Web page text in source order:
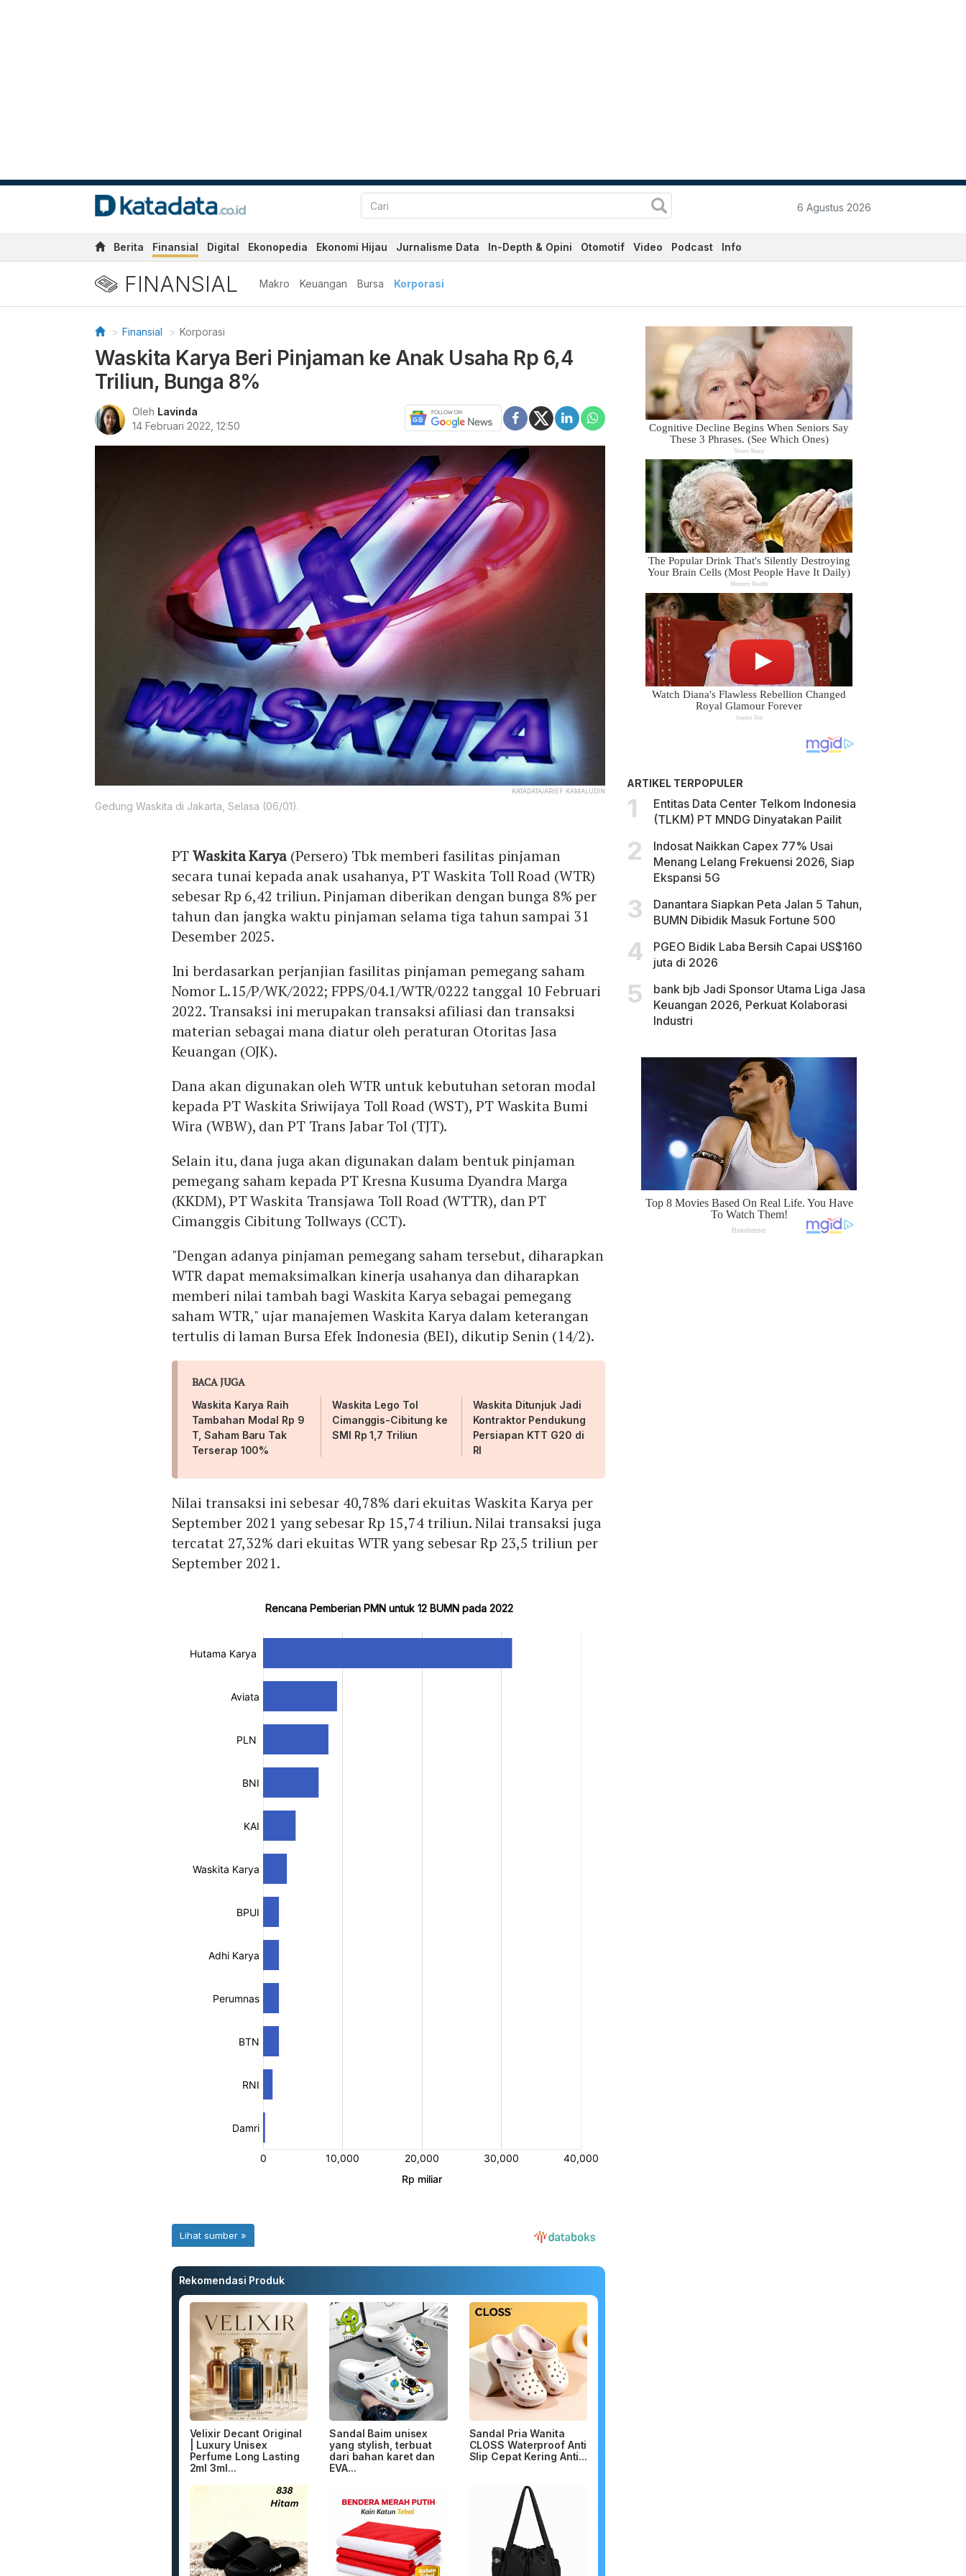
6 Agustus 2026
Berita Finansial Digital Ekonopedia Ekonomi Hijau Jurnalisme Data In-Depth & Opini Otomotif Video Podcast Info
FINANSIAL Makro Keuangan Bursa Korporasi
Finansial Korporasi
Waskita Karya Beri Pinjaman ke Anak Usaha Rp 6,4
Triliun, Bunga 8%
Oleh Lavinda
14 Februari 2022, 12:50
KATADATA/ARIEF KAMALUDIN
Gedung Waskita di Jakarta, Selasa (06/01).
PTWaskita Karya (Persero) Tbk memberi fasilitas pinjaman
secara tunai kepada anak usahanya, PT Waskita Toll Road (WTR)
sebesar Rp 6,42 triliun. Pinjaman diberikan dengan bunga 8% per
tahun dan jangka waktu pinjaman selama tiga tahun sampai 31
Desember 2025.
Ini berdasarkan perjanjian fasilitas pinjaman pemegang saham
Nomor L.15/P/WK/2022; FPPS/04.1/WTR/0222 tanggal 10 Februari
2022. Transaksi ini merupakan transaksi afiliasi dan transaksi
materian sebagai mana diatur oleh peraturan Otoritas Jasa
Keuangan (OJK).
Dana akan digunakan oleh WTR untuk kebutuhan setoran modal
kepada PT Waskita Sriwijaya Toll Road (WST), PT Waskita Bumi
Wira (WBW), dan PT Trans Jabar Tol (TJT).
Selain itu, dana juga akan digunakan dalam bentuk pinjaman
pemegang saham kepada PT Kresna Kusuma Dyandra Marga
(KKDM), PT Waskita Transjawa Toll Road (WTTR), dan PT
Cimanggis Cibitung Tollways (CCT).
"Dengan adanya pinjaman pemegang saham tersebut, diharapkan
WTR dapat memaksimalkan kinerja usahanya dan diharapkan
memberi nilai tambah bagi Waskita Karya sebagai pemegang
saham WTR," ujar manajemen Waskita Karya dalam keterangan
tertulis di laman Bursa Efek Indonesia (BEI), dikutip Senin (14/2).
BACA JUGA
Waskita Karya Raih
Tambahan Modal Rp 9
T, Saham Baru Tak
Terserap 100%
Waskita Lego Tol
Cimanggis-Cibitung ke
SMI Rp 1,7 Triliun
Waskita Ditunjuk Jadi
Kontraktor Pendukung
Persiapan KTT G20 di
RI
Nilai transaksi ini sebesar 40,78% dari ekuitas Waskita Karya per
September 2021 yang sebesar Rp 15,74 triliun. Nilai transaksi juga
tercatat 27,32% dari ekuitas WTR yang sebesar Rp 23,5 triliun per
September 2021.
Rekomendasi Produk
Velixir Decant Original
| Luxury Unisex
Perfume Long Lasting
2ml 3ml...
Sandal Baim unisex
yang stylish, terbuat
dari bahan karet dan
EVA...
Sandal Pria Wanita
CLOSS Waterproof Anti
Slip Cepat Kering Anti...
ARTIKEL TERPOPULER
Entitas Data Center Telkom Indonesia
(TLKM) PT MNDG Dinyatakan Pailit
Indosat Naikkan Capex 77% Usai
Menang Lelang Frekuensi 2026, Siap
Ekspansi 5G
Danantara Siapkan Peta Jalan 5 Tahun,
BUMN Dibidik Masuk Fortune 500
PGEO Bidik Laba Bersih Capai US$160
juta di 2026
bank bjb Jadi Sponsor Utama Liga Jasa
Keuangan 2026, Perkuat Kolaborasi
Industri